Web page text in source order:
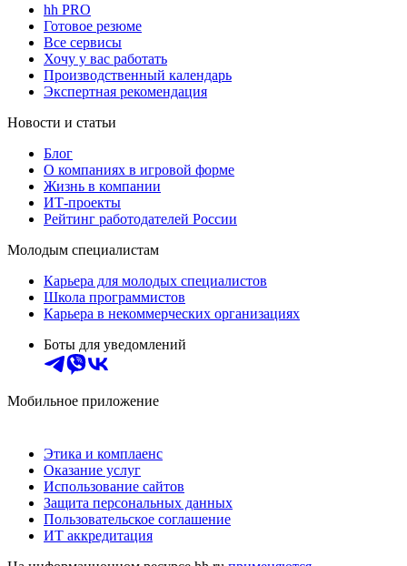
hh PRO
Готовое резюме
Все сервисы
Хочу у вас работать
Производственный календарь
Экспертная рекомендация
Новости и статьи
Блог
О компаниях в игровой форме
Жизнь в компании
ИТ-проекты
Рейтинг работодателей России
Молодым специалистам
Карьера для молодых специалистов
Школа программистов
Карьера в некоммерческих организациях
Боты для уведомлений
Мобильное приложение
Этика и комплаенс
Оказание услуг
Использование сайтов
Защита персональных данных
Пользовательское соглашение
ИТ аккредитация